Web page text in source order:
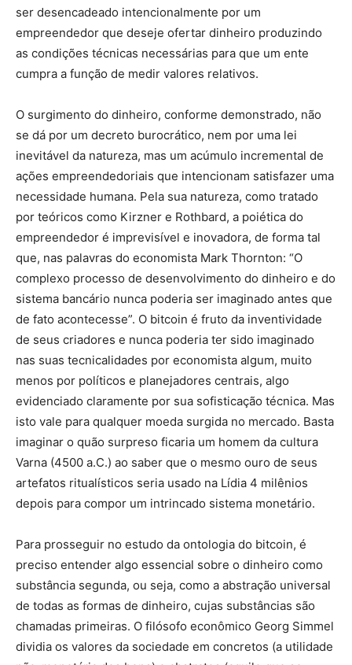
ser desencadeado intencionalmente por um
empreendedor que deseje ofertar dinheiro produzindo
as condições técnicas necessárias para que um ente
cumpra a função de medir valores relativos.
O surgimento do dinheiro, conforme demonstrado, não
se dá por um decreto burocrático, nem por uma lei
inevitável da natureza, mas um acúmulo incremental de
ações empreendedoriais que intencionam satisfazer uma
necessidade humana. Pela sua natureza, como tratado
por teóricos como Kirzner e Rothbard, a poiética do
empreendedor é imprevisível e inovadora, de forma tal
que, nas palavras do economista Mark Thornton: “O
complexo processo de desenvolvimento do dinheiro e do
sistema bancário nunca poderia ser imaginado antes que
de fato acontecesse”. O bitcoin é fruto da inventividade
de seus criadores e nunca poderia ter sido imaginado
nas suas tecnicalidades por economista algum, muito
menos por políticos e planejadores centrais, algo
evidenciado claramente por sua sofisticação técnica. Mas
isto vale para qualquer moeda surgida no mercado. Basta
imaginar o quão surpreso ficaria um homem da cultura
Varna (4500 a.C.) ao saber que o mesmo ouro de seus
artefatos ritualísticos seria usado na Lídia 4 milênios
depois para compor um intrincado sistema monetário.
Para prosseguir no estudo da ontologia do bitcoin, é
preciso entender algo essencial sobre o dinheiro como
substância segunda, ou seja, como a abstração universal
de todas as formas de dinheiro, cujas substâncias são
chamadas primeiras. O filósofo econômico Georg Simmel
dividia os valores da sociedade em concretos (a utilidade